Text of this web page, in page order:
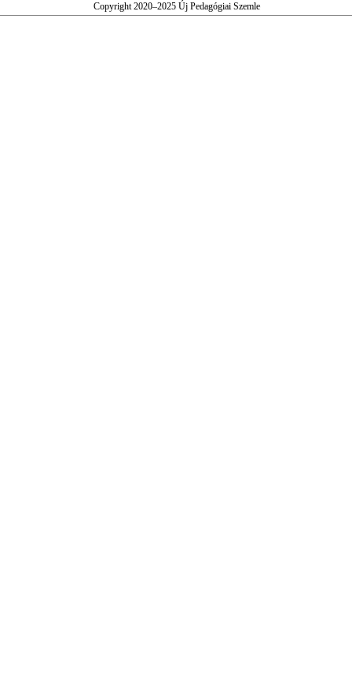
Copyright 2020–2025 Új Pedagógiai Szemle